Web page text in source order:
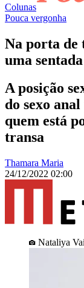
Colunas
Pouca vergonha
Na porta de
uma
A posição
do sexo
quem está
transa
Thamara Maria
24/12/2022 02:00
Nataliya